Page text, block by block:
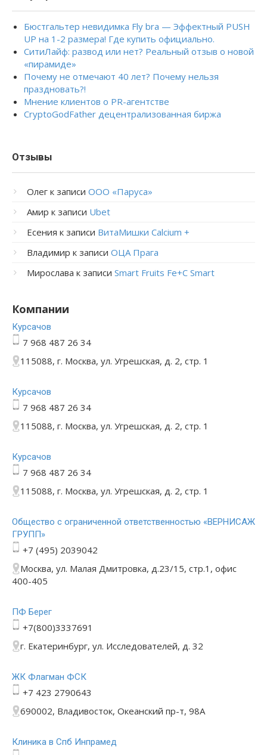
Бюстгальтер невидимка Fly bra — Эффектный PUSH
UP на 1-2 размера! Где купить официально.
СитиЛайф: развод или нет? Реальный отзыв о новой
«пирамиде»
Почему не отмечают 40 лет? Почему нельзя
праздновать?!
Мнение клиентов о PR-агентстве
CryptoGodFather децентрализованная биржа
Отзывы
Олег к записи ООО «Паруса»
Амир к записи Ubet
Есения к записи ВитаМишки Calcium +
Владимир к записи ОЦА Прага
Мирослава к записи Smart Fruits Fe+C Smart
Компании
Курсачов
7 968 487 26 34
115088, г. Москва, ул. Угрешская, д. 2, стр. 1
Курсачов
7 968 487 26 34
115088, г. Москва, ул. Угрешская, д. 2, стр. 1
Курсачов
7 968 487 26 34
115088, г. Москва, ул. Угрешская, д. 2, стр. 1
Общество с ограниченной ответственностью «ВЕРНИСАЖ
ГРУПП»
+7 (495) 2039042
Москва, ул. Малая Дмитровка, д.23/15, стр.1, офис
400-405
ПФ Берег
+7(800)3337691
г. Екатеринбург, ул. Исследователей, д. 32
ЖК Флагман ФСК
+7 423 2790643
690002, Владивосток, Океанский пр-т, 98А
Клиника в Спб Инпрамед